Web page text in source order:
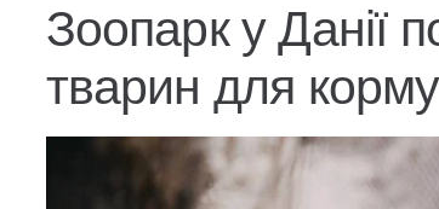
Зоопарк у Данії
тварин для